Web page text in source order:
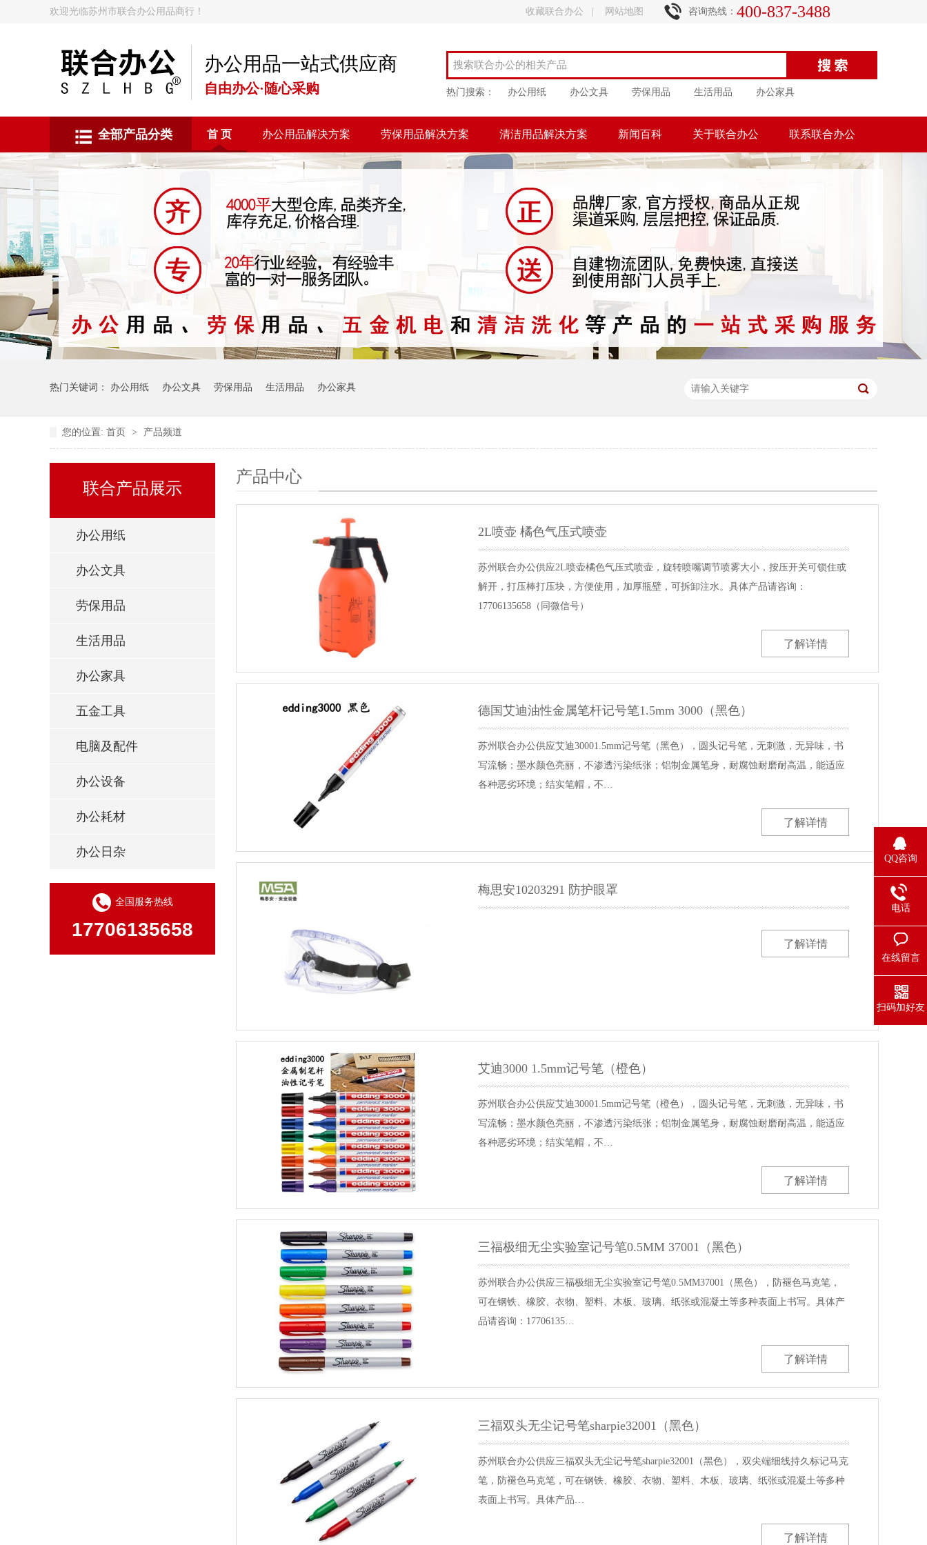
欢迎光临苏州市联合办公用品商行！ 收藏联合办公 网站地图 咨询热线： 400-837-3488
办公用品一站式供应商
自由办公·随心采购 热门搜索： 办公用纸 办公文具 劳保用品 生活用品 办公家具
全部产品分类 首 页 办公用品解决方案 劳保用品解决方案 清洁用品解决方案 新闻百科 关于联合办公 联系联合办公
热门关键词： 办公用纸 办公文具 劳保用品 生活用品 办公家具
您的位置: 首页 > 产品频道
联合产品展示
办公用纸
办公文具
劳保用品
生活用品
办公家具
五金工具
电脑及配件
办公设备
办公耗材
办公日杂
全国服务热线
17706135658
产品中心
2L喷壶 橘色气压式喷壶
苏州联合办公供应2L喷壶橘色气压式喷壶，旋转喷嘴调节喷雾大小，按压开关可锁住或
解开，打压棒打压块，方便使用，加厚瓶壁，可拆卸注水。具体产品请咨询：
17706135658（同微信号）
了解详情
德国艾迪油性金属笔杆记号笔1.5mm 3000（黑色）
苏州联合办公供应艾迪30001.5mm记号笔（黑色），圆头记号笔，无刺激，无异味，书
写流畅；墨水颜色亮丽，不渗透污染纸张；铝制金属笔身，耐腐蚀耐磨耐高温，能适应
各种恶劣环境；结实笔帽，不…
了解详情
梅思安10203291 防护眼罩
了解详情
艾迪3000 1.5mm记号笔（橙色）
苏州联合办公供应艾迪30001.5mm记号笔（橙色），圆头记号笔，无刺激，无异味，书
写流畅；墨水颜色亮丽，不渗透污染纸张；铝制金属笔身，耐腐蚀耐磨耐高温，能适应
各种恶劣环境；结实笔帽，不…
了解详情
三福极细无尘实验室记号笔0.5MM 37001（黑色）
苏州联合办公供应三福极细无尘实验室记号笔0.5MM37001（黑色），防褪色马克笔，
可在钢铁、橡胶、衣物、塑料、木板、玻璃、纸张或混凝土等多种表面上书写。具体产
品请咨询：17706135…
了解详情
三福双头无尘记号笔sharpie32001（黑色）
苏州联合办公供应三福双头无尘记号笔sharpie32001（黑色），双尖端细线持久标记马克
笔，防褪色马克笔，可在钢铁、橡胶、衣物、塑料、木板、玻璃、纸张或混凝土等多种
表面上书写。具体产品…
了解详情
QQ咨询
电话
在线留言
扫码加好友